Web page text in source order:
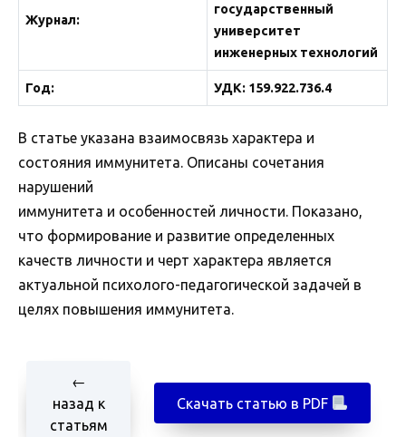
Журнал:
государственный
университет
инженерных технологий
Год: УДК: 159.922.736.4
В статье указана взаимосвязь характера и
состояния иммунитета. Описаны сочетания
нарушений
иммунитета и особенностей личности. Показано,
что формирование и развитие определенных
качеств личности и черт характера является
актуальной психолого-педагогической задачей в
целях повышения иммунитета.
←
назад к
статьям
Скачать статью в PDF